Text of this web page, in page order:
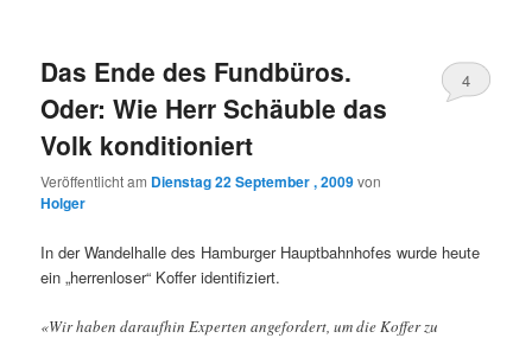
Das Ende des Fundbüros.
Oder: Wie Herr Schäuble das
Volk konditioniert
Veröffentlicht am Dienstag 22 September , 2009von
Holger
4
In der Wandelhalle des Hamburger Hauptbahnhofes wurde heute
ein „herrenloser“ Koffer identifiziert.
«Wir haben daraufhin Experten angefordert, um die Koffer zu